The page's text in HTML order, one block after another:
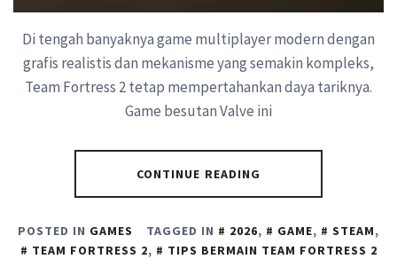
Di tengah banyaknya game multiplayer modern dengan
grafis realistis dan mekanisme yang semakin kompleks,
Team Fortress 2 tetap mempertahankan daya tariknya.
Game besutan Valve ini
CONTINUE READING
POSTED IN GAMES TAGGED IN 2026, GAME, STEAM,
TEAM FORTRESS 2, TIPS BERMAIN TEAM FORTRESS 2